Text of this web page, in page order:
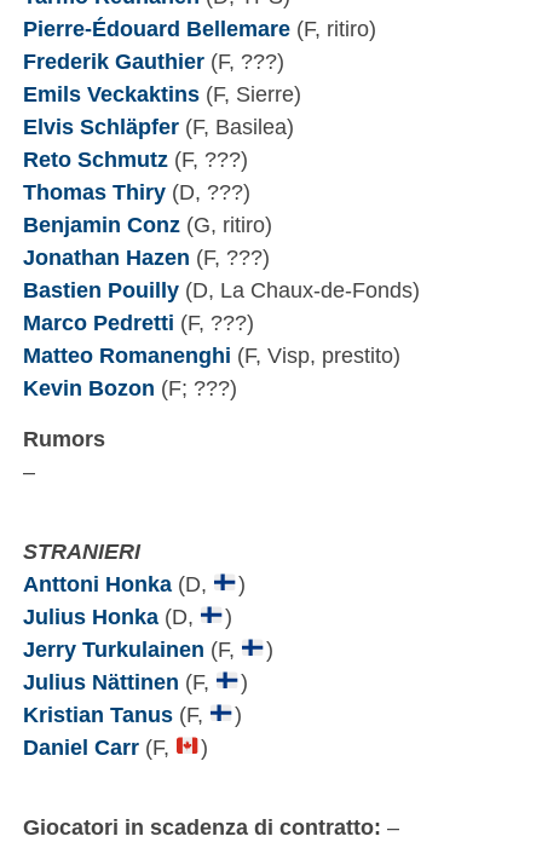
Pierre-Édouard Bellemare(F, ritiro)
Frederik Gauthier(F, ???)
Emils Veckaktins(F, Sierre)
Elvis Schläpfer(F, Basilea)
Reto Schmutz(F, ???)
Thomas Thiry(D, ???)
Benjamin Conz(G, ritiro)
Jonathan Hazen (F, ???)
Bastien Pouilly(D, La Chaux-de-Fonds)
Marco Pedretti (F, ???)
Matteo Romanenghi (F, Visp, prestito)
Kevin Bozon (F; ???)
Rumors
–
STRANIERI
Anttoni Honka(D,
)
Julius Honka(D,
)
Jerry Turkulainen (F,
)
Julius Nättinen (F,
)
Kristian Tanus(F,
)
Daniel Carr(F, )
Giocatori in scadenza di contratto: –